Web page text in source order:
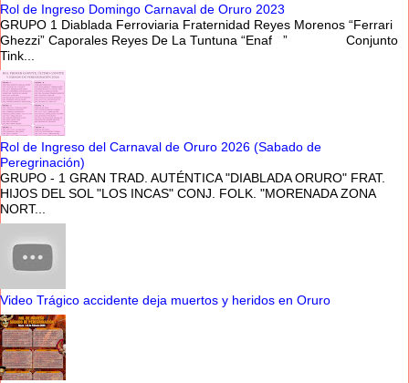
Rol de Ingreso Domingo Carnaval de Oruro 2023
GRUPO 1 Diablada Ferroviaria Fraternidad Reyes Morenos “Ferrari
Ghezzi” Caporales Reyes De La Tuntuna “Enaf ” Conjunto
Tink...
Rol de Ingreso del Carnaval de Oruro 2026 (Sabado de
Peregrinación)
GRUPO - 1 GRAN TRAD. AUTÉNTICA "DIABLADA ORURO" FRAT.
HIJOS DEL SOL "LOS INCAS" CONJ. FOLK. "MORENADA ZONA
NORT...
Video Trágico accidente deja muertos y heridos en Oruro